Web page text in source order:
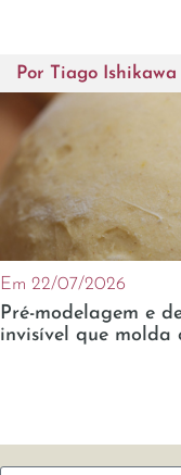
Por Tiago Ishikawa
Em 22/07/2026
Pré-modelagem e
invisível que